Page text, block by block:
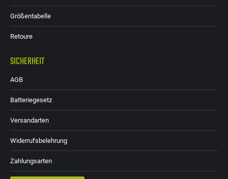
Größentabelle
Retoure
SICHERHEIT
AGB
Batteriegesetz
Versandarten
Widerrufsbelehrung
Zahlungsarten